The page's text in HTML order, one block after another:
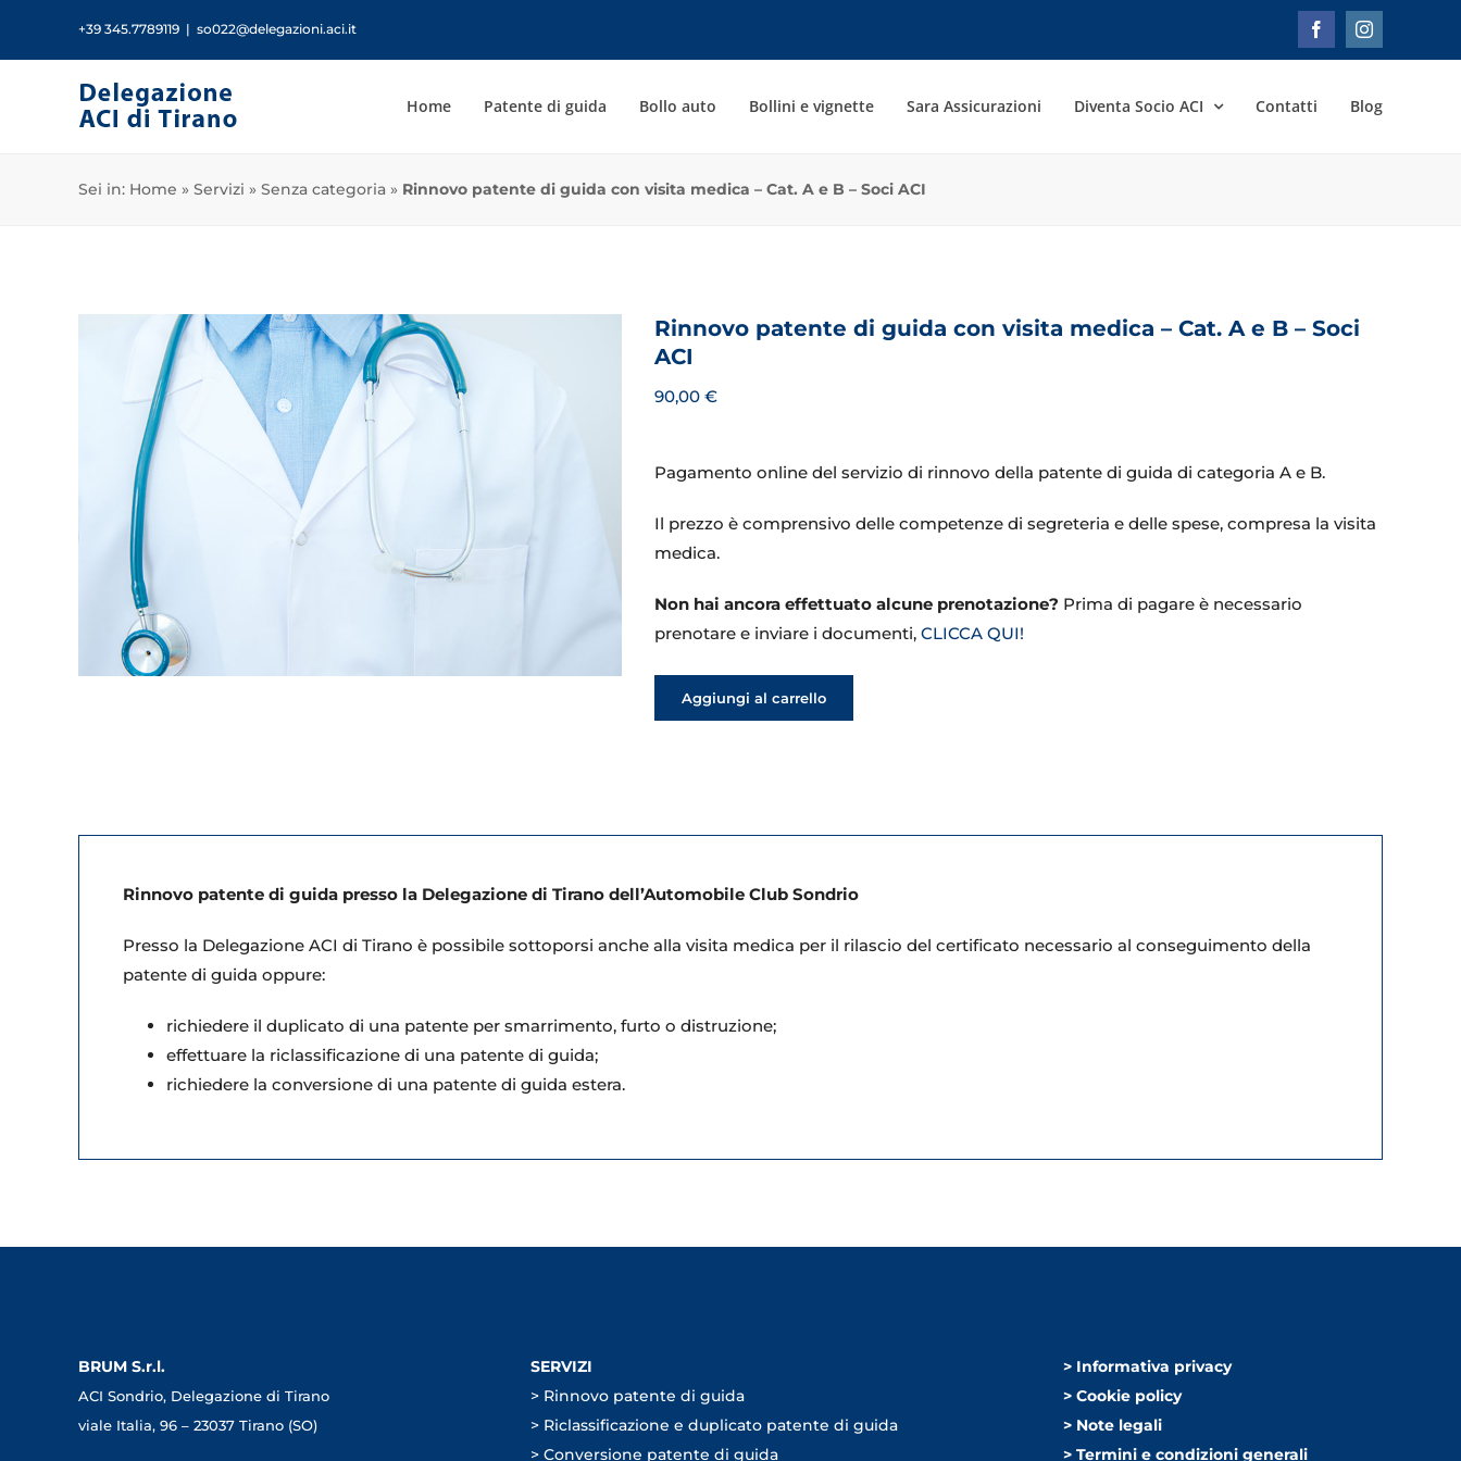
+39 345.7789119 | so022@delegazioni.aci.it FacebookInstagram
Home Patente di guida Bollo auto Bollini e vignette Sara Assicurazioni Diventa Socio ACI Contatti Blog
Sei in: Home » Servizi » Senza categoria » Rinnovo patente di guida con visita medica – Cat. A e B – Soci ACI
Rinnovo patente di guida con visita medica – Cat. A e B – Soci
ACI
90,00 €
Pagamento online del servizio di rinnovo della patente di guida di categoria A e B.
Il prezzo è comprensivo delle competenze di segreteria e delle spese, compresa la visita
medica.
Non hai ancora effettuato alcune prenotazione? Prima di pagare è necessario
prenotare e inviare i documenti, CLICCA QUI!
Aggiungi al carrello
Rinnovo patente di guida presso la Delegazione di Tirano dell’Automobile Club Sondrio
Presso la Delegazione ACI di Tirano è possibile sottoporsi anche alla visita medica per il rilascio del certificato necessario al conseguimento della
patente di guida oppure:
richiedere il duplicato di una patente per smarrimento, furto o distruzione;
effettuare la riclassificazione di una patente di guida;
richiedere la conversione di una patente di guida estera.
BRUM S.r.l.
ACI Sondrio, Delegazione di Tirano
viale Italia, 96 – 23037 Tirano (SO)
SERVIZI
> Rinnovo patente di guida
> Riclassificazione e duplicato patente di guida
> Conversione patente di guida
> Informativa privacy
> Cookie policy
> Note legali
> Termini e condizioni generali